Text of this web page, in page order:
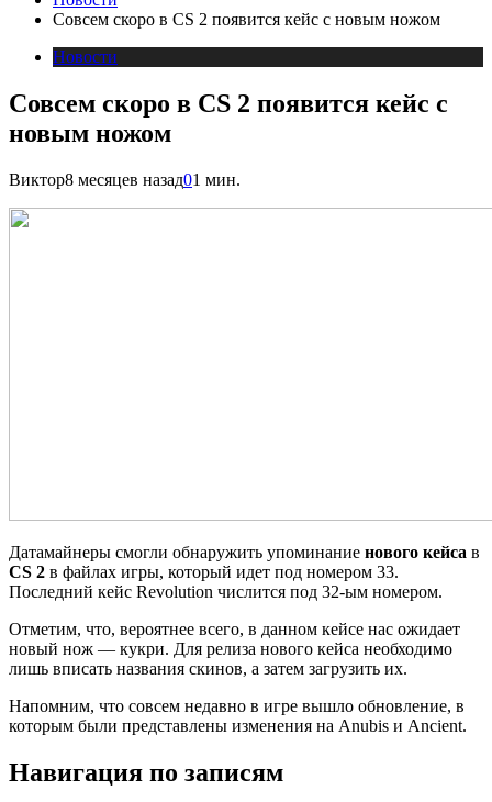
Совсем скоро в CS 2 появится кейс с новым ножом
Новости
Совсем скоро в CS 2 появится кейс с
новым ножом
Виктор8 месяцев назад01 мин.
Датамайнеры смогли обнаружить упоминание нового кейса в
CS 2 в файлах игры, который идет под номером 33.
Последний кейс Revolution числится под 32-ым номером.
Отметим, что, вероятнее всего, в данном кейсе нас ожидает
новый нож — кукри. Для релиза нового кейса необходимо
лишь вписать названия скинов, а затем загрузить их.
Напомним, что совсем недавно в игре вышло обновление, в
которым были представлены изменения на Anubis и Ancient.
Навигация по записям